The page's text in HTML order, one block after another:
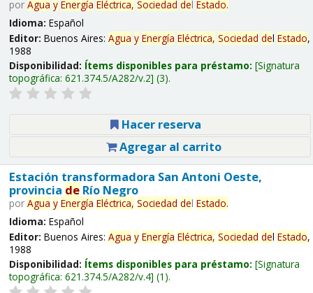
por Agua y Energía Eléctrica, Sociedad del Estado.
Idioma: Español
Editor: Buenos Aires: Agua y Energía Eléctrica, Sociedad del Estado,
1988
Disponibilidad: Ítems disponibles para préstamo: Signatura
topográfica: 621.374.5/A282/v.2 (3).
Hacer reserva
Agregar al carrito
Estación transformadora San Antoni Oeste,
provincia deRío Negro
por Agua y Energía Eléctrica, Sociedad del Estado.
Idioma: Español
Editor: Buenos Aires: Agua y Energía Eléctrica, Sociedad del Estado,
1988
Disponibilidad: Ítems disponibles para préstamo: Signatura
topográfica: 621.374.5/A282/v.4 (1).